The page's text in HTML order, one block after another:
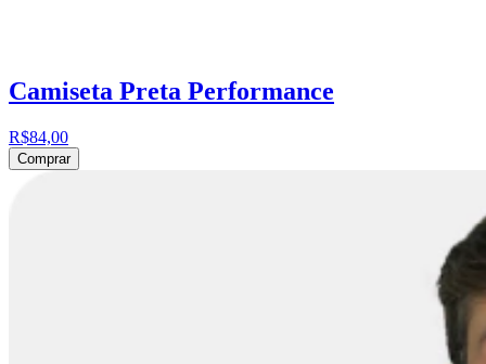
Camiseta Preta Performance
R$84,00
Comprar